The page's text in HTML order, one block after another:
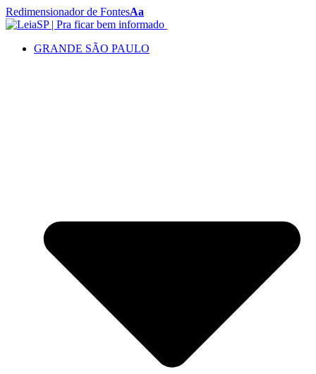
Redimensionador de FontesAa
GRANDE SÃO PAULO